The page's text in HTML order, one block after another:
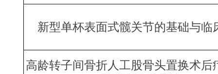
新型单杯表面式髋关节的基础与临
高龄转子间骨折人工股骨头置换术后